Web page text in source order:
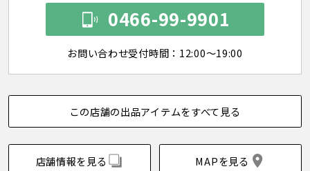
0466-99-9901
お問い合わせ受付時間：12:00～19:00
この店舗の出品アイテムをすべて見る
店舗情報を見る MAPを見る